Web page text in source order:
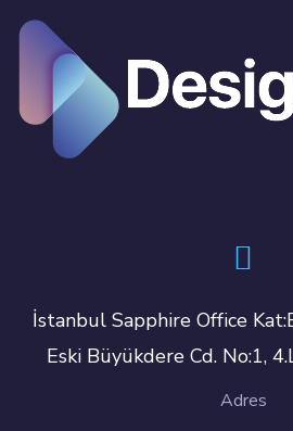
İstanbul Sapphire Office
Eski Büyükdere Cd. No:1,
Adres